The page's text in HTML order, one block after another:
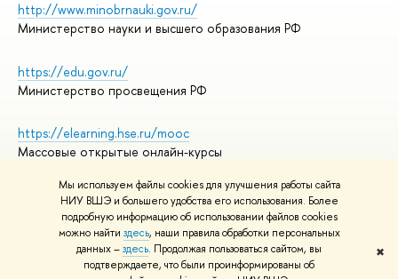
Мы используем файлы cookies для улучшения работы сайта
НИУ ВШЭ и большего удобства его использования. Более
подробную информацию об использовании файлов cookies
можно найти здесь, наши правила обработки персональных
данных –здесь. Продолжая пользоваться сайтом, вы
подтверждаете, что были проинформированы об
✖
http://www.minobrnauki.gov.ru/
Министерство науки и высшего образования РФ
https://edu.gov.ru/
Министерство просвещения РФ
https://elearning.hse.ru/mooc
Массовые открытые онлайн-курсы
© НИУ ВШЭ 1993–2026
Адреса и контакты
Условия использования материалов
Политика конфиденциальности